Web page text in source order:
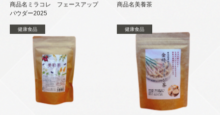
商品名ミラコレ フェースアップ
パウダー2025
商品名美養茶
健康食品 健康食品